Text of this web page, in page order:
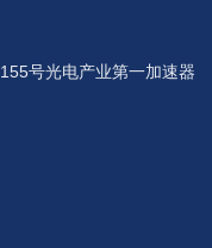
号光电产业第一加速器